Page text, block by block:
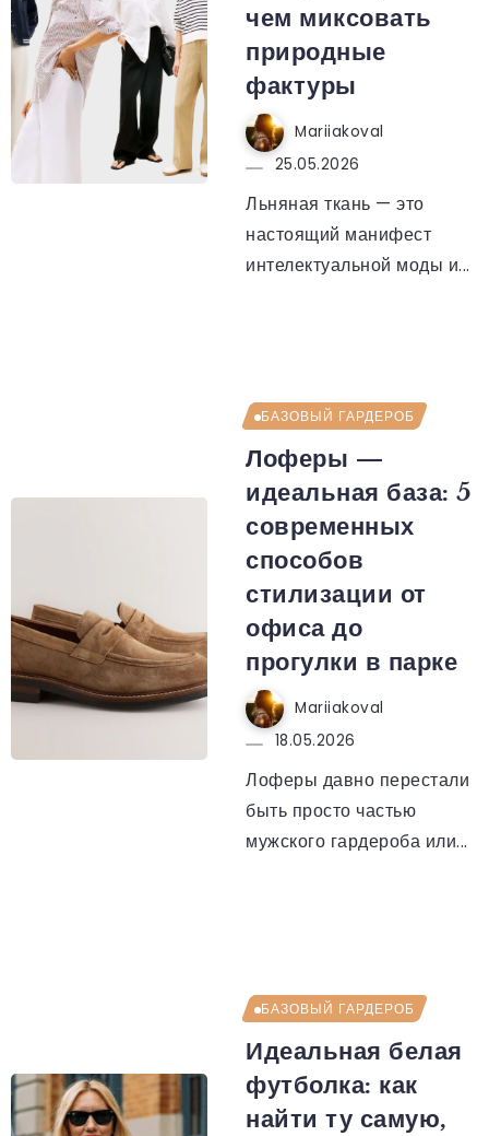
чем миксовать
природные
фактуры
Mariiakoval
25.05.2026
Льняная ткань — это
настоящий манифест
интелектуальной моды и...
БАЗОВЫЙ ГАРДЕРОБ
Лоферы —
идеальная база: 5
современных
способов
стилизации от
офиса до
прогулки в парке
Mariiakoval
18.05.2026
Лоферы давно перестали
быть просто частью
мужского гардероба или...
БАЗОВЫЙ ГАРДЕРОБ
Идеальная белая
футболка: как
найти ту самую,